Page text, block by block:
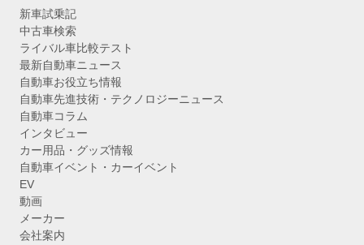
新車試乗記
中古車検索
ライバル車比較テスト
最新自動車ニュース
自動車お役立ち情報
自動車先進技術・テクノロジーニュース
自動車コラム
インタビュー
カー用品・グッズ情報
自動車イベント・カーイベント
EV
動画
メーカー
会社案内